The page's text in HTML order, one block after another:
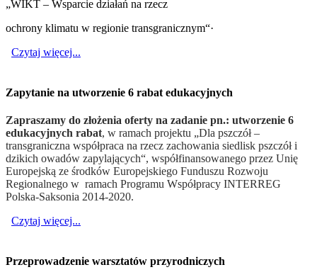
„WIKT – Wsparcie działań na rzecz
ochrony klimatu w regionie transgranicznym“·
Czytaj więcej...
Zapytanie na utworzenie 6 rabat edukacyjnych
Zapraszamy do złożenia oferty na zadanie pn.: utworzenie 6
edukacyjnych rabat, w ramach projektu „Dla pszczół –
transgraniczna współpraca na rzecz zachowania siedlisk pszczół i
dzikich owadów zapylających“, współfinansowanego przez Unię
Europejską ze środków Europejskiego Funduszu Rozwoju
Regionalnego w ramach Programu Współpracy INTERREG
Polska-Saksonia 2014-2020.
Czytaj więcej...
Przeprowadzenie warsztatów przyrodniczych